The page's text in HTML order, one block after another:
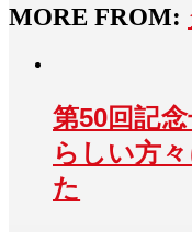
MORE FROM:
第50回記
らしい方
た